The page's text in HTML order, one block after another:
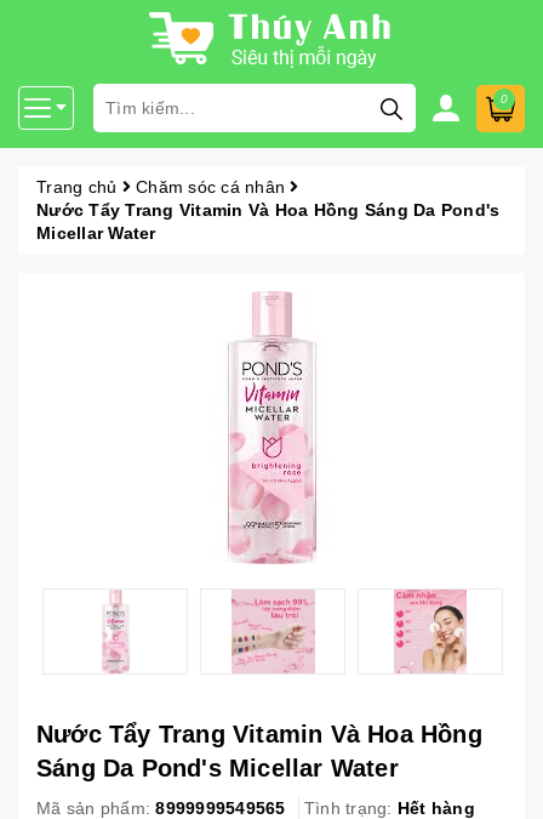
0
Trang chủ
Chăm sóc cá nhân
Nước Tẩy Trang Vitamin Và Hoa Hồng Sáng Da Pond's
Micellar Water
Nước Tẩy Trang Vitamin Và Hoa Hồng
Sáng Da Pond's Micellar Water
Mã sản phẩm: 8999999549565 Tình trạng: Hết hàng